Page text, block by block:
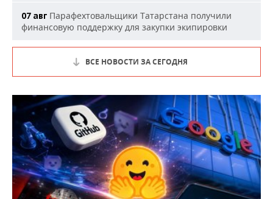
07 авг Парафехтовальщики Татарстана получили
финансовую поддержку для закупки экипировки
ВСЕ НОВОСТИ ЗА СЕГОДНЯ